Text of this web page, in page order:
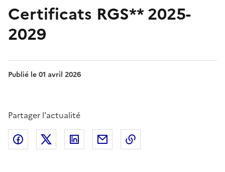
Certificats RGS** 2025-
2029
Publié le01 avril 2026
Partager l'actualité
Partager sur Facebook
Partager sur Twitter
Partager sur LinkedIn
Partager par email